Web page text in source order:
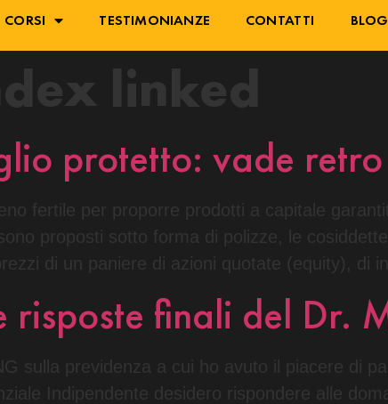
CORSI TESTIMONIANZE CONTATTI BLOG
linked
protetto: vade
fertile per proporre prodotti a capitale
proposti sotto forma di polizze, le
di un paniere di azioni quotate (equity), di
finali del Dr.
sulla previdenza a cui ho avuto il piacere di
Indipendente desidero rispondere alle